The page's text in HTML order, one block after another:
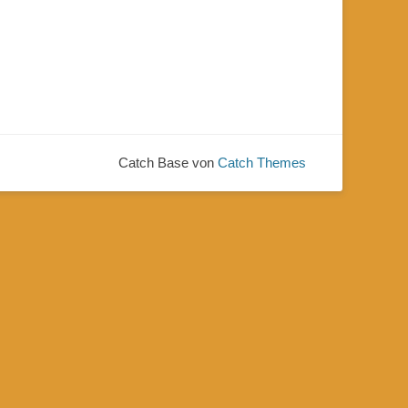
Catch Base von Catch Themes